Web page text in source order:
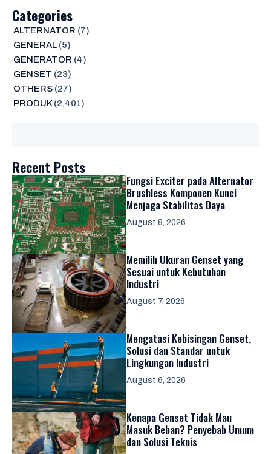
Categories
ALTERNATOR (7)
GENERAL(5)
GENERATOR (4)
GENSET (23)
OTHERS(27)
PRODUK(2,401)
Recent Posts
Fungsi Exciter pada Alternator
Brushless Komponen Kunci
Menjaga Stabilitas Daya
August 8, 2026
Memilih Ukuran Genset yang
Sesuai untuk Kebutuhan
Industri
August 7, 2026
Mengatasi Kebisingan Genset,
Solusi dan Standar untuk
Lingkungan Industri
August 6, 2026
Kenapa Genset Tidak Mau
Masuk Beban? Penyebab Umum
dan Solusi Teknis